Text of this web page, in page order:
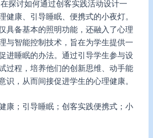
探讨如何通过创客实践活动设计一
健康、引导睡眠、便携式的小夜灯。
具备基本的照明功能，还融入了心理
与智能控制技术，旨在为学生提供一
进睡眠的办法。通过引导学生参与设
过程，培养他们的创新思维、动手能
识，从而间接促进学生的心理健康。
康；引导睡眠；创客实践便携式；小